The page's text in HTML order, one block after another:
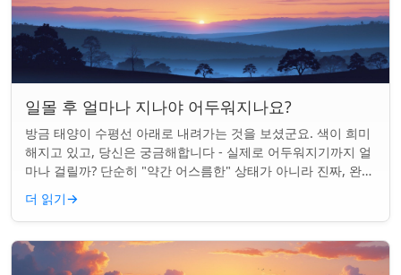
일몰 후 얼마나 지나야 어두워지나요?
방금 태양이 수평선 아래로 내려가는 것을 보셨군요. 색이 희미
해지고 있고, 당신은 궁금해합니다 - 실제로 어두워지기까지 얼
마나 걸릴까? 단순히 "약간 어스름한" 상태가 아니라 진짜, 완전
한 밤이 되는 것. 알고 보니...
더 읽기→